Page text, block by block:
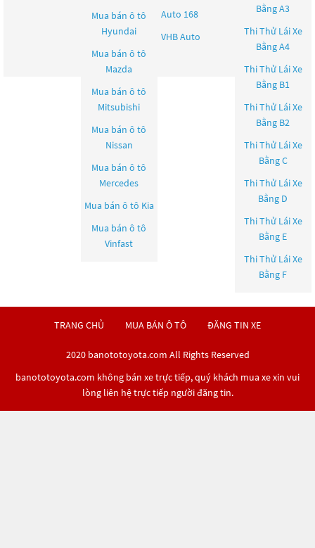
Mua bán ô tô
Hyundai
Mua bán ô tô
Mazda
Mua bán ô tô
Mitsubishi
Mua bán ô tô
Nissan
Mua bán ô tô
Mercedes
Mua bán ô tô Kia
Mua bán ô tô
Vinfast
Auto 168
VHB Auto
Bằng A3
Thi Thử Lái Xe
Bằng A4
Thi Thử Lái Xe
Bằng B1
Thi Thử Lái Xe
Bằng B2
Thi Thử Lái Xe
Bằng C
Thi Thử Lái Xe
Bằng D
Thi Thử Lái Xe
Bằng E
Thi Thử Lái Xe
Bằng F
TRANG CHỦ MUA BÁN Ô TÔ ĐĂNG TIN XE
2020 banototoyota.com All Rights Reserved
banototoyota.com không bán xe trực tiếp, quý khách mua xe xin vui
lòng liên hệ trực tiếp người đăng tin.